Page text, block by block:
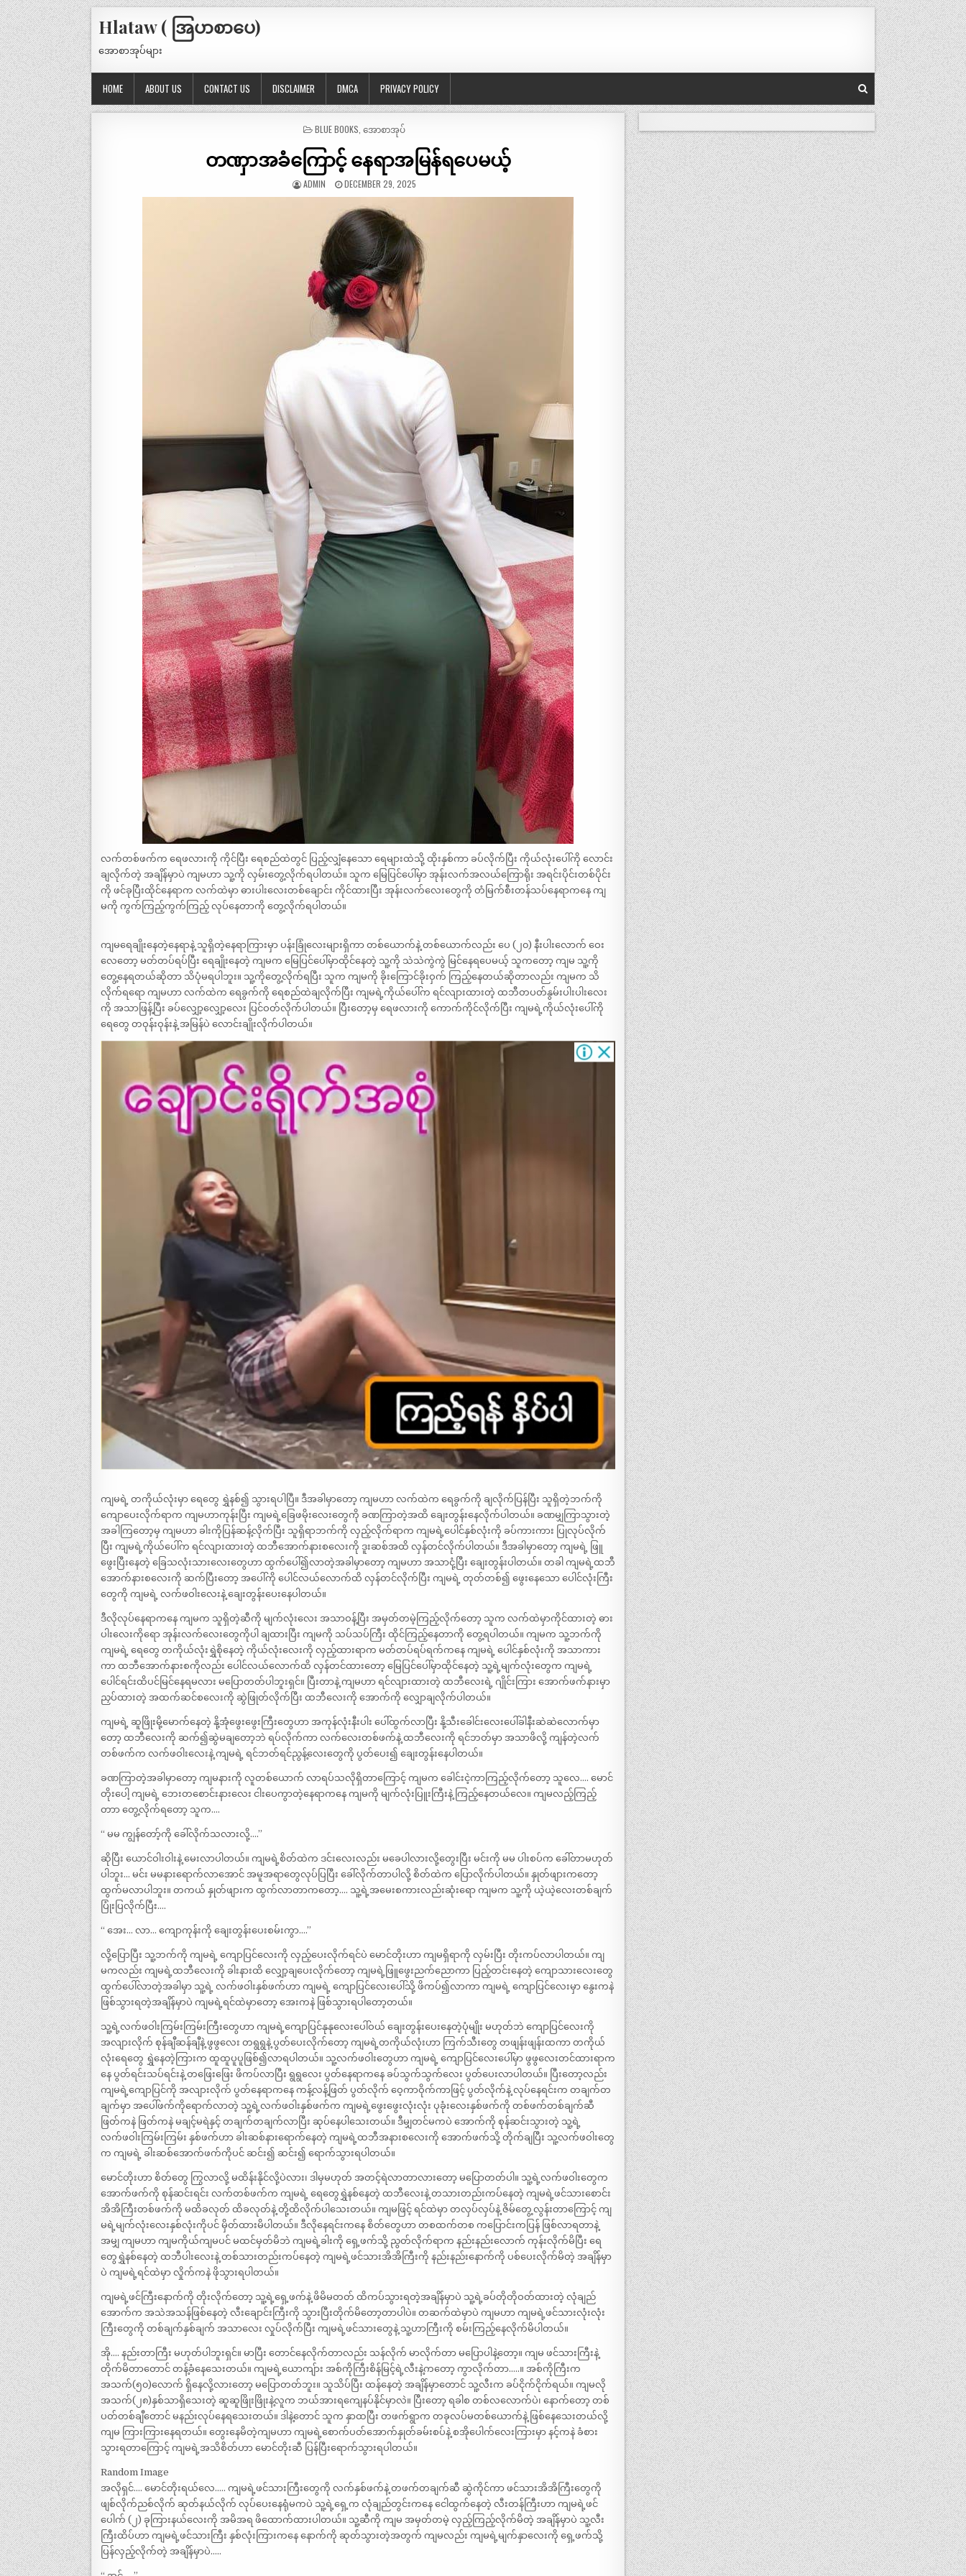
Hlataw ( အြပာစာပေ)
အောစာအုပ်များ
HOME ABOUT US CONTACT US DISCLAIMER DMCA PRIVACY POLICY
POSTED
BLUE BOOKS ,အောစာအုပ်
တဏှာအခံကြောင့် နေရာအမြန်ရပေမယ့်
ADMIN DECEMBER 29, 2025
လက်တစ်ဖက်က ရေဖလားကို ကိုင်ပြီး ရေစည်ထဲတွင် ပြည့်လျှံနေသော ရေများထဲသို့ ထိုးနှစ်ကာ ခပ်လိုက်ပြီး ကိုယ်လုံးပေါ်ကို လောင်း
ချလိုက်တဲ့ အချိန်မှာပဲ ကျမဟာ သူ့ကို လှမ်းတွေ့လိုက်ရပါတယ်။ သူက မြေပြင်ပေါ်မှာ အုန်းလက်အလယ်ကြောရိုး အရင်းပိုင်းတစ်ပိုင်း
ကို ဖင်ခုပြီးထိုင်နေရာက လက်ထဲမှာ ဓားပါးလေးတစ်ချောင်း ကိုင်ထားပြီး အုန်းလက်လေးတွေကို တံမြက်စီးတန်သပ်နေရာကနေ ကျ
မကို ကွက်ကြည့်ကွက်ကြည့် လုပ်နေတာကို တွေ့လိုက်ရပါတယ်။
ကျမရေချိုးနေတဲ့နေရာနဲ့ သူရှိတဲ့နေရာကြားမှာ ပန်းခြုံလေးများရှိကာ တစ်ယောက်နဲ့ တစ်ယောက်လည်း ပေ (၂၀) နီးပါးလောက် ဝေး
လေတော့ မတ်တပ်ရပ်ပြီး ရေချိုးနေတဲ့ ကျမက မြေပြင်ပေါ်မှာထိုင်နေတဲ့ သူ့ကို သဲသဲကွဲကွဲ မြင်နေရပေမယ့် သူကတော့ ကျမ သူ့ကို
တွေ့နေရတယ်ဆိုတာ သိပုံမရပါဘူး။ သူ့ကိုတွေ့လိုက်ရပြီး သူက ကျမကို ခိုးကြောင်ခိုးဝှက် ကြည့်နေတယ်ဆိုတာလည်း ကျမက သိ
လိုက်ရရော ကျမဟာ လက်ထဲက ရေခွက်ကို ရေစည်ထဲချလိုက်ပြီး ကျမရဲ့ကိုယ်ပေါ်က ရင်လျားထားတဲ့ ထဘီတပတ်နွမ်းပါးပါးလေး
ကို အသာဖြန့်ပြီး ခပ်လျှော့လျှော့လေး ပြင်ဝတ်လိုက်ပါတယ်။ ပြီးတော့မှ ရေဖလားကို ကောက်ကိုင်လိုက်ပြီး ကျမရဲ့ကိုယ်လုံးပေါ်ကို
ရေတွေ တဝုန်းဝုန်းနဲ့ အမြန်ပဲ လောင်းချိုးလိုက်ပါတယ်။
ကျမရဲ့ တကိုယ်လုံးမှာ ရေတွေ ရွှဲနစ်၍ သွားရပါပြီ။ ဒီအခါမှာတော့ ကျမဟာ လက်ထဲက ရေခွက်ကို ချလိုက်ပြန်ပြီး သူရှိတဲ့ဘက်ကို
ကျောပေးလိုက်ရာက ကျမဟာကုန်းပြီး ကျမရဲ့ခြေဖမိုးလေးတွေကို ခဏကြာတဲ့အထိ ချေးတွန်းနေလိုက်ပါတယ်။ ခဏမျှကြာသွားတဲ့
အခါကြတော့မှ ကျမဟာ ခါးကိုပြန်ဆန့်လိုက်ပြီး သူရှိရာဘက်ကို လှည့်လိုက်ရာက ကျမရဲ့ပေါင်နှစ်လုံးကို ခပ်ကားကား ပြုလုပ်လိုက်
ပြီး ကျမရဲ့ကိုယ်ပေါ်က ရင်လျားထားတဲ့ ထဘီအောက်နားစလေးကို ဒူးဆစ်အထိ လှန်တင်လိုက်ပါတယ်။ ဒီအခါမှာတော့ ကျမရဲ့ ဖြူ
ဖွေးပြီးနေတဲ့ ခြေသလုံးသားလေးတွေဟာ ထွက်ပေါ်၍လာတဲ့အခါမှာတော့ ကျမဟာ အသာငုံ့ပြီး ချေးတွန်းပါတယ်။ တခါ ကျမရဲ့ထဘီ
အောက်နားစလေးကို ဆက်ပြီးတော့ အပေါ်ကို ပေါင်လယ်လောက်ထိ လှန်တင်လိုက်ပြီး ကျမရဲ့ တုတ်တစ်၍ ဖွေးနေသော ပေါင်လုံးကြီး
တွေကို ကျမရဲ့ လက်ဖဝါးလေးနဲ့ ချေးတွန်းပေးနေပါတယ်။
ဒီလိုလုပ်နေရာကနေ ကျမက သူရှိတဲ့ဆီကို မျက်လုံးလေး အသာဝန့်ပြီး အမှတ်တမဲ့ကြည့်လိုက်တော့ သူက လက်ထဲမှာကိုင်ထားတဲ့ ဓား
ပါးလေးကိုရော အုန်းလက်လေးတွေကိုပါ ချထားပြီး ကျမကို သပ်သပ်ကြီး ထိုင်ကြည့်နေတာကို တွေ့ရပါတယ်။ ကျမက သူ့ဘက်ကို
ကျမရဲ့ ရေတွေ တကိုယ်လုံးရွှဲစိုနေတဲ့ ကိုယ်လုံးလေးကို လှည့်ထားရာက မတ်တပ်ရပ်ရက်ကနေ ကျမရဲ့ ပေါင်နှစ်လုံးကို အသာကား
ကာ ထဘီအောက်နားစကိုလည်း ပေါင်လယ်လောက်ထိ လှန်တင်ထားတော့ မြေပြင်ပေါ်မှာထိုင်နေတဲ့ သူ့ရဲ့မျက်လုံးတွေက ကျမရဲ့
ပေါင်ရင်းထိပင်မြင်နေရမလား မပြောတတ်ပါဘူးရှင်။ ပြီးတာနဲ့ ကျမဟာ ရင်လျားထားတဲ့ ထဘီလေးရဲ့ ဂျိုင်းကြား အောက်ဖက်နားမှာ
ညှပ်ထားတဲ့ အထက်ဆင်စလေးကို ဆွဲဖြုတ်လိုက်ပြီး ထဘီလေးကို အောက်ကို လျှောချလိုက်ပါတယ်။
ကျမရဲ့ ဆူဖြိုးမို့မောက်နေတဲ့ နို့အုံဖွေးဖွေးကြီးတွေဟာ အကုန်လုံးနီးပါး ပေါ်ထွက်လာပြီး နို့သီးခေါင်းလေးပေါ်ခါနီးဆဲဆဲလောက်မှာ
တော့ ထဘီလေးကို ဆက်၍ဆွဲမချတော့ဘဲ ရပ်လိုက်ကာ လက်လေးတစ်ဖက်နဲ့ ထဘီလေးကို ရင်ဘတ်မှာ အသာဖိလို့ ကျန်တဲ့လက်
တစ်ဖက်က လက်ဖဝါးလေးနဲ့ ကျမရဲ့ ရင်ဘတ်ရင်ညွန့်လေးတွေကို ပွတ်ပေး၍ ချေးတွန်းနေပါတယ်။
ခဏကြာတဲ့အခါမှာတော့ ကျမနားကို လူတစ်ယောက် လာရပ်သလိုရှိတာကြောင့် ကျမက ခေါင်းငဲ့ကာကြည့်လိုက်တော့ သူလေ…. မောင်
တိုးပေါ့ ကျမရဲ့ ဘေးတစောင်းနားလေး ငါးပေကွာတဲ့နေရာကနေ ကျမကို မျက်လုံးပြူးကြီးနဲ့ ကြည့်နေတယ်လေ။ ကျမလည့်ကြည့်
တာာ တွေ့လိုက်ရတော့ သူက….
“ မမ ကျွန်တော့်ကို ခေါ်လိုက်သလားလို့….”
ဆိုပြီး ယောင်ဝါးဝါးနဲ့ မေးလာပါတယ်။ ကျမရဲ့စိတ်ထဲက ဒင်းလေးလည်း မခေပါလားလို့တွေးပြီး မင်းကို မမ ပါးစပ်က ခေါ်တာမဟုတ်
ပါဘူး… မင်း မမနားရောက်လာအောင် အမူအရာတွေလုပ်ပြပြီး ခေါ်လိုက်တာပါလို့ စိတ်ထဲက ပြောလိုက်ပါတယ်။ နှုတ်ဖျားကတော့
ထွက်မလာပါဘူး။ တကယ် နှုတ်ဖျားက ထွက်လာတာကတော့…. သူ့ရဲ့အမေးစကားလည်းဆုံးရော ကျမက သူ့ကို ယဲ့ယဲ့လေးတစ်ချက်
ပြုံးပြလိုက်ပြီး….
“ အေး… လာ… ကျောကုန်းကို ချေးတွန်းပေးစမ်းကွာ….”
လို့ပြောပြီး သူ့ဘက်ကို ကျမရဲ့ ကျောပြင်လေးကို လှည့်ပေးလိုက်ရင်ပဲ မောင်တိုးဟာ ကျမရှိရာကို လှမ်းပြီး တိုးကပ်လာပါတယ်။ ကျ
မကလည်း ကျမရဲ့ထဘီလေးကို ခါးနားထိ လျှော့ချပေးလိုက်တော့ ကျမရဲ့ဖြူဖွေးညက်ညောကာ ပြည့်တင်းနေတဲ့ ကျောသားလေးတွေ
ထွက်ပေါ်လာတဲ့အခါမှာ သူ့ရဲ့ လက်ဖဝါးနှစ်ဖက်ဟာ ကျမရဲ့ ကျောပြင်လေးပေါ်သို့ ဖိကပ်၍လာကာ ကျမရဲ့ ကျောပြင်လေးမှာ နွေးကနဲ
ဖြစ်သွားရတဲ့အချိန်မှာပဲ ကျမရဲ့ရင်ထဲမှာတော့ အေးကနဲ ဖြစ်သွားရပါတော့တယ်။
သူ့ရဲ့လက်ဖဝါးကြမ်းကြမ်းကြီးတွေဟာ ကျမရဲ့ကျောပြင်နုနုလေးပေါ်ဝယ် ချေးတွန်းပေးနေတဲ့ပုံမျိုး မဟုတ်ဘဲ ကျောပြင်လေးကို
အလျားလိုက် စုန်ချီဆန်ချီနဲ့ ဖွဖွလေး တရွရွနဲ့ ပွတ်ပေးလိုက်တော့ ကျမရဲ့တကိုယ်လုံးဟာ ကြက်သီးတွေ တဖျန်းဖျန်းထကာ တကိုယ်
လုံးရေတွေ ရွှဲနေတဲ့ကြားက ထူထူပူပူဖြစ်၍လာရပါတယ်။ သူ့လက်ဖဝါးတွေဟာ ကျမရဲ့ ကျောပြင်လေးပေါ်မှာ ဖွဖွလေးတင်ထားရာက
နေ ပွတ်ရင်းသပ်ရင်းနဲ့ တဖြေးဖြေး ဖိကပ်လာပြီး ရွရွလေး ပွတ်နေရာကနေ ခပ်သွက်သွက်လေး ပွတ်ပေးလာပါတယ်။ ပြီးတော့လည်း
ကျမရဲ့ကျောပြင်ကို အလျားလိုက် ပွတ်နေရာကနေ ကန့်လန့်ဖြတ် ပွတ်လိုက် ဝေ့ကာဝိုက်ကာဖြင့် ပွတ်လိုက်နဲ့ လုပ်နေရင်းက တချက်တ
ချက်မှာ အပေါ်ဖက်ကိုရောက်လာတဲ့ သူ့ရဲ့လက်ဖဝါးနှစ်ဖက်က ကျမရဲ့ဖွေးဖွေးလုံးလုံး ပုခုံးလေးနှစ်ဖက်ကို တစ်ဖက်တစ်ချက်ဆီ
ဖြတ်ကနဲ ဖြတ်ကနဲ မချင့်မရဲနှင့် တချက်တချက်လာပြီး ဆုပ်နေပါသေးတယ်။ ဒီမျှတင်မကပဲ အောက်ကို စုန်ဆင်းသွားတဲ့ သူ့ရဲ့
လက်ဖဝါးကြမ်းကြမ်း နှစ်ဖက်ဟာ ခါးဆစ်နားရောက်နေတဲ့ ကျမရဲ့ထဘီအနားစလေးကို အောက်ဖက်သို့ တိုက်ချပြီး သူ့လက်ဖဝါးတွေ
က ကျမရဲ့ ခါးဆစ်အောက်ဖက်ကိုပင် ဆင်း၍ ဆင်း၍ ရောက်သွားရပါတယ်။
မောင်တိုးဟာ စိတ်တွေ ကြွလာလို့ မထိန်းနိုင်လို့ပဲလား၊ ဒါမှမဟုတ် အတင့်ရဲလာတာလားတော့ မပြောတတ်ပါ။ သူ့ရဲ့လက်ဖဝါးတွေက
အောက်ဖက်ကို စုန်ဆင်းရင်း လက်တစ်ဖက်က ကျမရဲ့ ရေတွေရွှဲနစ်နေတဲ့ ထဘီလေးနဲ့ တသားတည်းကပ်နေတဲ့ ကျမရဲ့ဖင်သားစောင်း
အိအိကြီးတစ်ဖက်ကို မထိခလုတ် ထိခလုတ်နဲ့ တို့ထိလိုက်ပါသေးတယ်။ ကျမဖြင့် ရင်ထဲမှာ တလှပ်လှပ်နဲ့ ဇိမ်တွေ့လွန်းတာကြောင့် ကျ
မရဲ့မျက်လုံးလေးနှစ်လုံးကိုပင် မှိတ်ထားမိပါတယ်။ ဒီလိုနေရင်းကနေ စိတ်တွေဟာ တစထက်တစ ကပြောင်းကပြန် ဖြစ်လာရတာနဲ့
အမျှ ကျမဟာ ကျမကိုယ်ကျမပင် မထင်မှတ်မိဘဲ ကျမရဲ့ခါးကို ရှေ့ဖက်သို့ ညွတ်လိုက်ရာက နည်းနည်းလောက် ကုန်းလိုက်မိပြီး ရေ
တွေရွှဲနစ်နေတဲ့ ထဘီပါးလေးနဲ့ တစ်သားတည်းကပ်နေတဲ့ ကျမရဲ့ဖင်သားအိအိကြီးကို နည်းနည်းနောက်ကို ပစ်ပေးလိုက်မိတဲ့ အချိန်မှာ
ပဲ ကျမရဲ့ရင်ထဲမှာ လှိုက်ကနဲ ဖိုသွားရပါတယ်။
ကျမရဲ့ဖင်ကြီးနောက်ကို တိုးလိုက်တော့ သူ့ရဲ့ရှေ့ဖက်နဲ့ ဖိမိမတတ် ထိကပ်သွားရတဲ့အချိန်မှာပဲ သူ့ရဲ့ခပ်တိုတိုဝတ်ထားတဲ့ လုံချည်
အောက်က အသဲအသန်ဖြစ်နေတဲ့ လီးချောင်းကြီးကို သွားပြီးတိုက်မိတော့တာပါပဲ။ တဆက်ထဲမှာပဲ ကျမဟာ ကျမရဲ့ဖင်သားလုံးလုံး
ကြီးတွေကို တစ်ချက်နှစ်ချက် အသာလေး လှုပ်လိုက်ပြီး ကျမရဲ့ဖင်သားတွေနဲ့ သူ့ဟာကြီးကို စမ်းကြည့်နေလိုက်မိပါတယ်။
အို…. နည်းတာကြီး မဟုတ်ပါဘူးရှင်။ မာပြီး တောင်နေလိုက်တာလည်း သန်လိုက် မာလိုက်တာ မပြောပါနဲ့တော့။ ကျမ ဖင်သားကြီးနဲ့
တိုက်မိတာတောင် တန့်ခံနေသေးတယ်။ ကျမရဲ့ယောကျ်ား အစ်ကိုကြီးစိန်မြင့်ရဲ့လီးနဲ့ကတော့ ကွာလိုက်တာ…..။ အစ်ကိုကြီးက
အသက်(၅၀)လောက် ရှိနေလို့လားတော့ မပြောတတ်ဘူး။ သူသိပ်ပြီး ထန်နေတဲ့ အချိန်မှာတောင် သူ့လီးက ခပ်ငိုက်ငိုက်ရယ်။ ကျမလို
အသက်(၂၈)နှစ်သာရှိသေးတဲ့ ဆူဆူဖြိုးဖြိုးနဲ့လူက ဘယ်အားရကျေနပ်နိုင်မှာလဲ။ ပြီးတော့ ရခါစ တစ်လလောက်ပဲ၊ နောက်တော့ တစ်
ပတ်တစ်ချီတောင် မနည်းလုပ်နေရသေးတယ်။ ဒါနဲ့တောင် သူက နှာထပြီး တဖက်ရွာက တခုလပ်မတစ်ယောက်နဲ့ ဖြစ်နေသေးတယ်လို့
ကျမ ကြားကြားနေရတယ်။ တွေးနေမိတဲ့ကျမဟာ ကျမရဲ့စောက်ပတ်အောက်နှုတ်ခမ်းစပ်နဲ့ စအိုပေါက်လေးကြားမှာ နင့်ကနဲ ခံစား
သွားရတာကြောင့် ကျမရဲ့အသိစိတ်ဟာ မောင်တိုးဆီ ပြန်ပြီးရောက်သွားရပါတယ်။
Random Image
အလိုရှင်…. မောင်တိုးရယ်လေ….. ကျမရဲ့ဖင်သားကြီးတွေကို လက်နှစ်ဖက်နဲ့ တဖက်တချက်ဆီ ဆွဲကိုင်ကာ ဖင်သားအိအိကြီးတွေကို
ဖျစ်လိုက်ညစ်လိုက် ဆုတ်နယ်လိုက် လုပ်ပေးနေရုံမကပဲ သူ့ရဲ့ရှေ့က လုံချည်တွင်းကနေ ငေါထွက်နေတဲ့ လီးတန်ကြီးဟာ ကျမရဲ့ဖင်
ပေါက် (၂) ခုကြားနယ်လေးကို အမိအရ ဖိထောက်ထားပါတယ်။ သူ့ဆီကို ကျမ အမှတ်တမဲ့ လှည့်ကြည့်လိုက်မိတဲ့ အချိန်မှာပဲ သူ့လီး
ကြီးထိပ်ဟာ ကျမရဲ့ဖင်သားကြီး နှစ်လုံးကြားကနေ နောက်ကို ဆုတ်သွားတဲ့အတွက် ကျမလည်း ကျမရဲ့မျက်နှာလေးကို ရှေ့ဖက်သို့
ပြန်လှည့်လိုက်တဲ့ အချိန်မှာပဲ…..